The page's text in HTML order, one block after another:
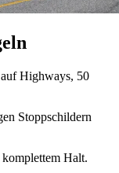
Highways, 50
Stoppschildern
Halt.